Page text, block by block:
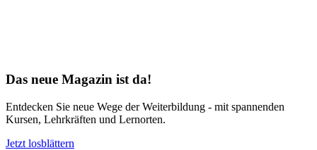
Das neue Magazin ist da!
Entdecken Sie neue Wege der Weiterbildung - mit spannenden
Kursen, Lehrkräften und Lernorten.
Jetzt losblättern